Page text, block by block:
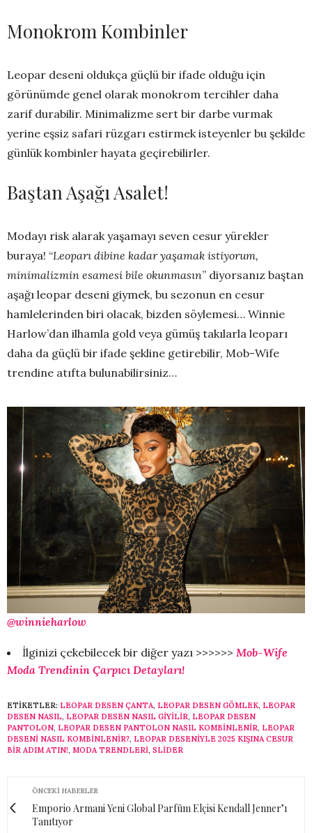
Monokrom Kombinler
Leopar deseni oldukça güçlü bir ifade olduğu için
görünümde genel olarak monokrom tercihler daha
zarif durabilir. Minimalizme sert bir darbe vurmak
yerine eşsiz safari rüzgarı estirmek isteyenler bu şekilde
günlük kombinler hayata geçirebilirler.
Baştan Aşağı Asalet!
Modayı risk alarak yaşamayı seven cesur yürekler
buraya! “Leoparı dibine kadar yaşamak istiyorum,
minimalizmin esamesi bile okunmasın” diyorsanız baştan
aşağı leopar deseni giymek, bu sezonun en cesur
hamlelerinden biri olacak, bizden söylemesi… Winnie
Harlow’dan ilhamla gold veya gümüş takılarla leoparı
daha da güçlü bir ifade şekline getirebilir, Mob-Wife
trendine atıfta bulunabilirsiniz…
@winnieharlow
İlginizi çekebilecek bir diğer yazı >>>>>> Mob-Wife
Moda Trendinin Çarpıcı Detayları!
ETIKETLER: LEOPAR DESEN ÇANTA, LEOPAR DESEN GÖMLEK, LEOPAR
DESEN NASIL, LEOPAR DESEN NASIL GIYILIR, LEOPAR DESEN
PANTOLON, LEOPAR DESEN PANTOLON NASIL KOMBINLENIR, LEOPAR
DESENI NASIL KOMBINLENIR?, LEOPAR DESENIYLE 2025 KIŞINA CESUR
BIR ADIM ATIN!, MODA TRENDLERI, SLİDER
ÖNCEKI HABERLER
Emporio Armani Yeni Global Parfüm Elçisi Kendall Jenner’ı
Tanıtıyor